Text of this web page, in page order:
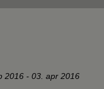
2016 - 03. apr 2016